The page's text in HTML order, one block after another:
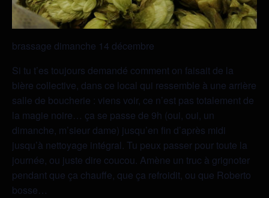
brassage dimanche 14 décembre
Si tu t’es toujours demandé comment on faisait de la
bière collective, dans ce local qui ressemble à une arrière
salle de boucherie : viens voir, ce n’est pas totalement de
la magie noire… ça se passe de 9h (oui, oui, un
dimanche, m’sieur dame) jusqu’en fin d’après midi
jusqu’à nettoyage intégral. Tu peux passer pour toute la
journée, ou juste dire coucou. Amène un truc à grignoter
pendant que ça chauffe, que ça refroidit, ou que Roberto
bosse…